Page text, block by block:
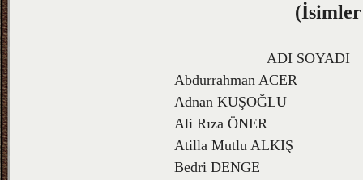
(İsimler
ADI SOYADI
Abdurrahman ACER
Adnan KUŞOĞLU
Ali Rıza ÖNER
Atilla Mutlu ALKIŞ
Bedri DENGE